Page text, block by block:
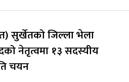
सुर्खेतको जिल्ला भेला
नेतृत्वमा १३ सदस्यीय
चयन